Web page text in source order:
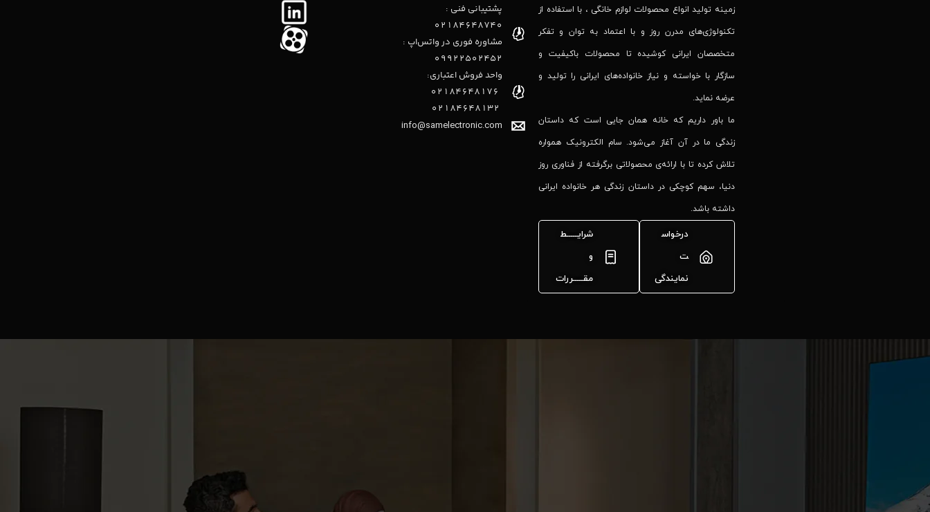
زمینه تولید انواع محصولات لوازم خانگی ، با استفاده از
تکنولوژی‌های مدرن روز و با اعتماد به توان و تفکر
متخصصان ایرانی کوشیده تا محصولات باکیفیت و
سازگار با خواسته و نیاز خانواده‌های ایرانی را تولید و
عرضه نماید.
ما باور داریم که خانه همان جایی است که داستان
زندگی ما در آن آغاز می‌شود. سام الکترونیک همواره
تلاش کرده تا با ارائه‌ی محصولاتی برگرفته از فناوری روز
دنیا، سهم کوچکی در داستان زندگی هر خانواده ایرانی
داشته باشد.
درخواس
ت
نمایندگی
شرایـــــط
و
مقـــــررات
پشتیبانی فنی :
02184648740
مشاوره فوری در واتس‌اپ :
09922502452
واحد فروش اعتباری:
info@samelectronic.com